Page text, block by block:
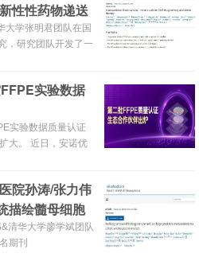
化此类干扰、保全细
向更安全、更广泛的
性性药物递送
脑部病变
大学张明君团队在国
，研究团队开发了一
递送策略：通过颅骨
，绕过血脑屏障
术在小鼠脑卒中模型
通过初步临床试验验
实验数据
实验数据质量认证
大。 近日，安诺优
、迈维代谢、康美华
V1.1 产品方案
定优异的数据表现，
次认证不仅...
院孙涛/张力伟
描绘髓母细胞
胞浸润为独立
清华大学廖学斌团队
期刊
大规模回顾性研究系